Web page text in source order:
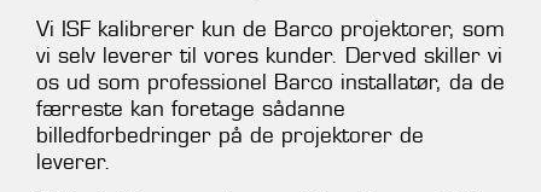
Vi ISF kalibrerer kun de Barco projektorer, som
vi selv leverer til vores kunder. Derved skiller vi
os ud som professionel Barco installatør, da de
færreste kan foretage sådanne
billedforbedringer på de projektorer de
leverer.